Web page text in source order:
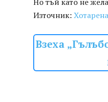
Източник: Хотарена
Взеха